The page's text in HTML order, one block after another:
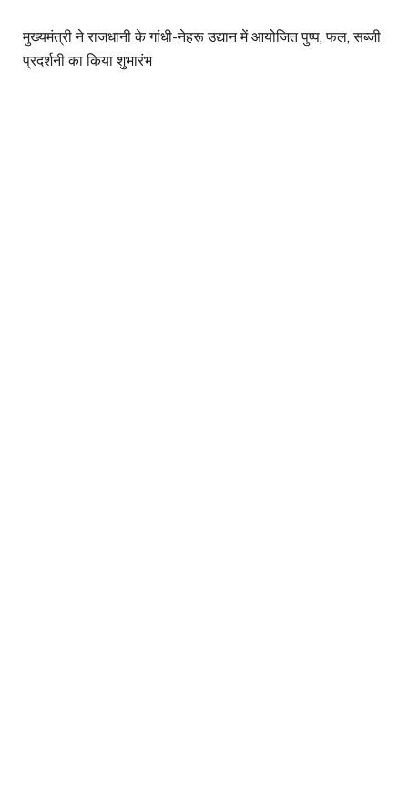
मुख्यमंत्री ने राजधानी के गांधी-नेहरू उद्यान में आयोजित पुष्प, फल, सब्जी
प्रदर्शनी का किया शुभारंभ